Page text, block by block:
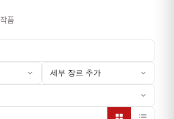
품
세부 장르 추가